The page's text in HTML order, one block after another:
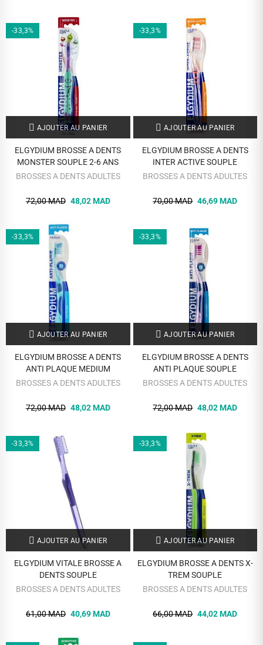
-33,3%
AJOUTER AU PANIER
ELGYDIUM BROSSE A DENTS
MONSTER SOUPLE 2-6 ANS
BROSSES A DENTS ADULTES
72,00 MAD 48,02 MAD
-33,3%
AJOUTER AU PANIER
ELGYDIUM BROSSE A DENTS
INTER ACTIVE SOUPLE
BROSSES A DENTS ADULTES
70,00 MAD 46,69 MAD
-33,3%
AJOUTER AU PANIER
ELGYDIUM BROSSE A DENTS
ANTI PLAQUE MEDIUM
BROSSES A DENTS ADULTES
72,00 MAD 48,02 MAD
-33,3%
AJOUTER AU PANIER
ELGYDIUM BROSSE A DENTS
ANTI PLAQUE SOUPLE
BROSSES A DENTS ADULTES
72,00 MAD 48,02 MAD
-33,3%
AJOUTER AU PANIER
ELGYDIUM VITALE BROSSE A
DENTS SOUPLE
BROSSES A DENTS ADULTES
61,00 MAD 40,69 MAD
-33,3%
AJOUTER AU PANIER
ELGYDIUM BROSSE A DENTS X-
TREM SOUPLE
BROSSES A DENTS ADULTES
66,00 MAD 44,02 MAD